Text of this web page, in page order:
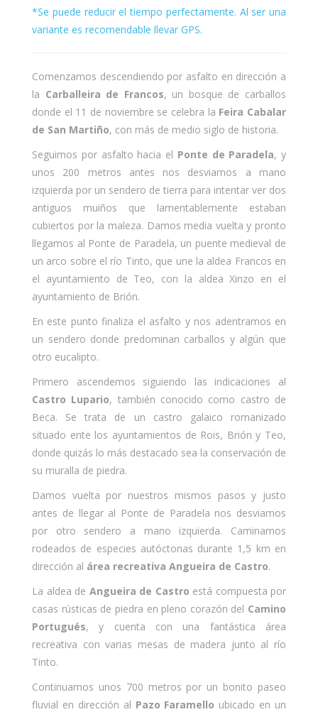
*Se puede reducir el tiempo perfectamente. Al ser una
variante es recomendable llevar GPS.
Comenzamos descendiendo por asfalto en dirección a
la Carballeira de Francos, un bosque de carballos
donde el 11 de noviembre se celebra la Feira Cabalar
de San Martiño, con más de medio siglo de historia.
Seguimos por asfalto hacia el Ponte de Paradela, y
unos 200 metros antes nos desviamos a mano
izquierda por un sendero de tierra para intentar ver dos
antiguos muiños que lamentablemente estaban
cubiertos por la maleza. Damos media vuelta y pronto
llegamos al Ponte de Paradela, un puente medieval de
un arco sobre el río Tinto, que une la aldea Francos en
el ayuntamiento de Teo, con la aldea Xinzo en el
ayuntamiento de Brión.
En este punto finaliza el asfalto y nos adentramos en
un sendero donde predominan carballos y algún que
otro eucalipto.
Primero ascendemos siguiendo las indicaciones al
Castro Lupario, también conocido como castro de
Beca. Se trata de un castro galaico romanizado
situado ente los ayuntamientos de Rois, Brión y Teo,
donde quizás lo más destacado sea la conservación de
su muralla de piedra.
Damos vuelta por nuestros mismos pasos y justo
antes de llegar al Ponte de Paradela nos desviamos
por otro sendero a mano izquierda. Caminamos
rodeados de especies autóctonas durante 1,5 km en
dirección al área recreativa Angueira de Castro.
La aldea de Angueira de Castro está compuesta por
casas rústicas de piedra en pleno corazón del Camino
Portugués, y cuenta con una fantástica área
recreativa con varias mesas de madera junto al río
Tinto.
Continuamos unos 700 metros por un bonito paseo
fluvial en dirección al Pazo Faramello ubicado en un